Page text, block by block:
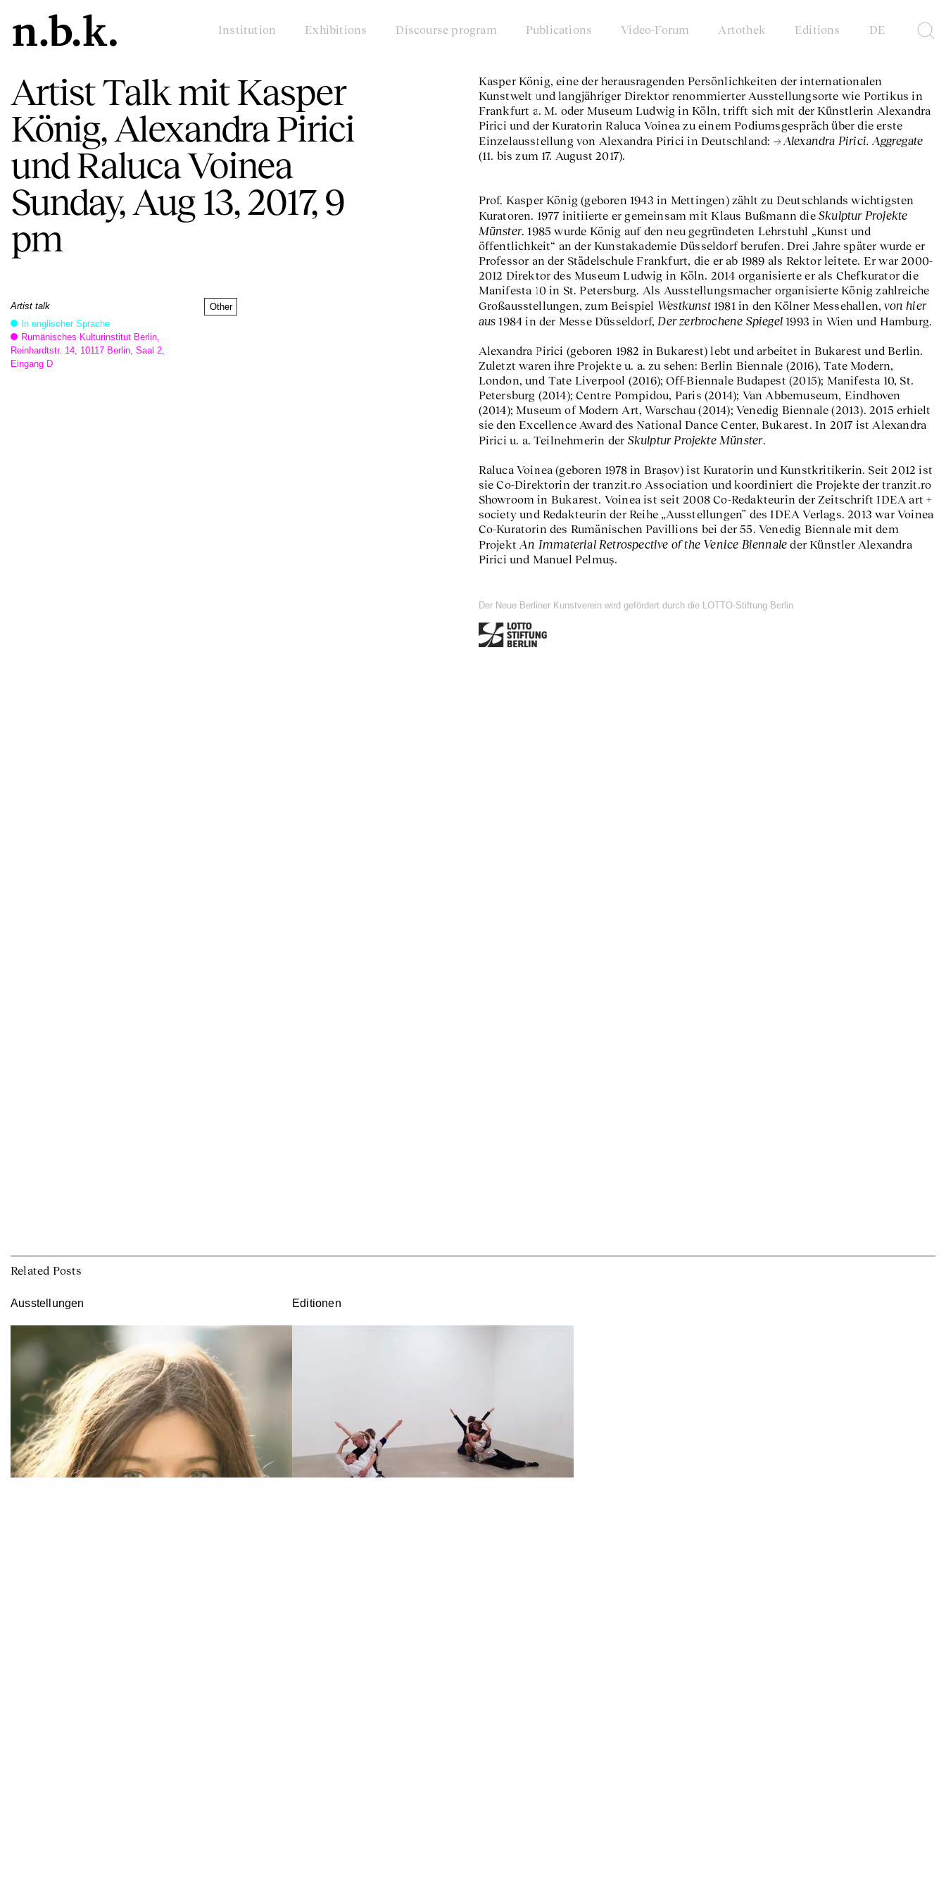
Institution Exhibitions Discourse program Publications Video-Forum Artothek Editions DE
Artist Talk mit Kasper
König, Alexandra Pirici
und Raluca Voinea
Sunday, Aug 13, 2017, 9
pm
Artist talk
Other
In englischer Sprache
Rumänisches Kulturinstitut Berlin,
Reinhardtstr. 14, 10117 Berlin, Saal 2,
Eingang D
Kasper König, eine der herausragenden Persönlichkeiten der internationalen
Kunstwelt und langjähriger Direktor renommierter Ausstellungsorte wie Portikus in
Frankfurt a. M. oder Museum Ludwig in Köln, trifft sich mit der Künstlerin Alexandra
Pirici und der Kuratorin Raluca Voinea zu einem Podiumsgespräch über die erste
Einzelausstellung von Alexandra Pirici in Deutschland:
Alexandra Pirici. Aggregate
(11. bis zum 17. August 2017).
Prof. Kasper König (geboren 1943 in Mettingen) zählt zu Deutschlands wichtigsten
Kuratoren. 1977 initiierte er gemeinsam mit Klaus Bußmann die Skulptur Projekte
Münster. 1985 wurde König auf den neu gegründeten Lehrstuhl „Kunst und
öffentlichkeit“ an der Kunstakademie Düsseldorf berufen. Drei Jahre später wurde er
Professor an der Städelschule Frankfurt, die er ab 1989 als Rektor leitete. Er war 2000-
2012 Direktor des Museum Ludwig in Köln. 2014 organisierte er als Chefkurator die
Manifesta 10 in St. Petersburg. Als Ausstellungsmacher organisierte König zahlreiche
Großausstellungen, zum Beispiel Westkunst1981 in den Kölner Messehallen,von hier
aus 1984 in der Messe Düsseldorf, Der zerbrochene Spiegel1993 in Wien und Hamburg.
Alexandra Pirici (geboren 1982 in Bukarest) lebt und arbeitet in Bukarest und Berlin.
Zuletzt waren ihre Projekte u. a. zu sehen: Berlin Biennale (2016), Tate Modern,
London, und Tate Liverpool (2016); Off-Biennale Budapest (2015); Manifesta 10, St.
Petersburg (2014); Centre Pompidou, Paris (2014); Van Abbemuseum, Eindhoven
(2014); Museum of Modern Art, Warschau (2014); Venedig Biennale (2013). 2015 erhielt
sie den Excellence Award des National Dance Center, Bukarest. In 2017 ist Alexandra
Pirici u. a. Teilnehmerin der Skulptur Projekte Münster.
Raluca Voinea (geboren 1978 in Brașov) ist Kuratorin und Kunstkritikerin. Seit 2012 ist
sie Co-Direktorin der tranzit.ro Association und koordiniert die Projekte der tranzit.ro
Showroom in Bukarest. Voinea ist seit 2008 Co-Redakteurin der Zeitschrift IDEA art +
society und Redakteurin der Reihe „Ausstellungen” des IDEA Verlags. 2013 war Voinea
Co-Kuratorin des Rumänischen Pavillions bei der 55. Venedig Biennale mit dem
Projekt An Immaterial Retrospective of the Venice Biennale der Künstler Alexandra
Pirici und Manuel Pelmuș.
Der Neue Berliner Kunstverein wird gefördert durch die LOTTO-Stiftung Berlin
Related Posts
Ausstellungen Editionen